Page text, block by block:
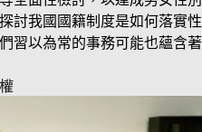
討我國國籍制度是如何落實性
習以為常的事務可能也蘊含著